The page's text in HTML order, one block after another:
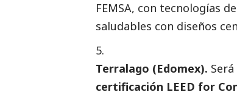
FEMSA, con tecnologías
saludables con diseños
Terralago (Edomex).
certificación LEED for